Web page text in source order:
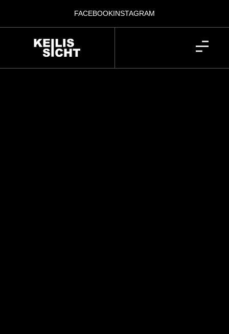
FACEBOOKINSTAGRAM